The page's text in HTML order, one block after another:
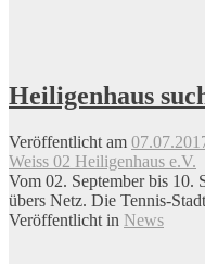
Heiligenhaus
Veröffentlicht am
Weiss 02 Heiligenhaus e.V.
Vom 02. September bis 10.
übers Netz. Die Tennis-
Veröffentlicht in News